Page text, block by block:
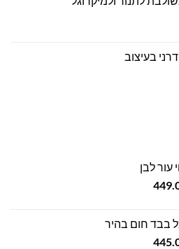
בעיצוב
עור לבן
המחיר
449.00 ₪.
בבד חום בהיר
המחיר